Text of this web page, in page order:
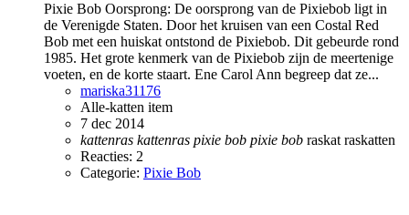
Pixie Bob Oorsprong: De oorsprong van de Pixiebob ligt in
de Verenigde Staten. Door het kruisen van een Costal Red
Bob met een huiskat ontstond de Pixiebob. Dit gebeurde rond
1985. Het grote kenmerk van de Pixiebob zijn de meertenige
voeten, en de korte staart. Ene Carol Ann begreep dat ze...
mariska31176
Alle-katten item
7 dec 2014
kattenras kattenras pixie bob pixie bob raskatraskatten
Reacties: 2
Categorie: Pixie Bob